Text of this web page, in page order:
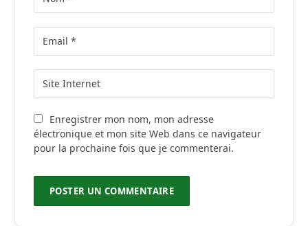
Enregistrer mon nom, mon adresse
électronique et mon site Web dans ce navigateur
pour la prochaine fois que je commenterai.